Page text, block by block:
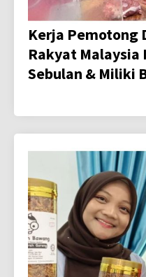
Kerja Pemotong
Rakyat Malaysia
Sebulan & Miliki